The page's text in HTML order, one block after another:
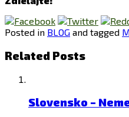
Posted in BLOG and tagged
Related Posts
Slovensko –